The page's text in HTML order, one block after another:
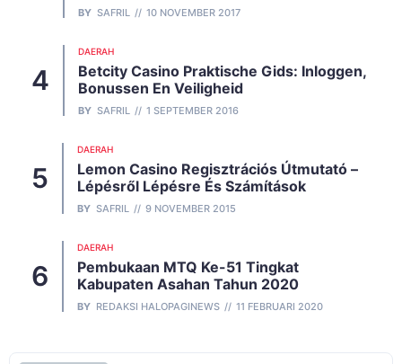
BY SAFRIL 10 NOVEMBER 2017
DAERAH
Betcity Casino Praktische Gids: Inloggen,
Bonussen En Veiligheid
BY SAFRIL 1 SEPTEMBER 2016
DAERAH
Lemon Casino Regisztrációs Útmutató –
Lépésről Lépésre És Számítások
BY SAFRIL 9 NOVEMBER 2015
DAERAH
Pembukaan MTQ Ke-51 Tingkat
Kabupaten Asahan Tahun 2020
BY REDAKSI HALOPAGINEWS 11 FEBRUARI 2020